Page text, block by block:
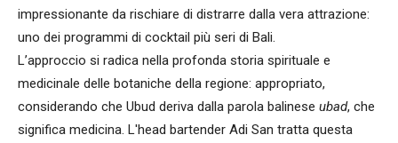
impressionante da rischiare di distrarre dalla vera attrazione:
uno dei programmi di cocktail più seri di Bali.
L’approccio si radica nella profonda storia spirituale e
medicinale delle botaniche della regione: appropriato,
considerando che Ubud deriva dalla parola balinese ubad, che
significa medicina. L'head bartender Adi San tratta questa